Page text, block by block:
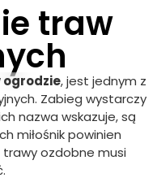
traw
ogrodzie, jest jednym z
Zabieg wystarczy
nazwa wskazuje, są
miłośnik powinien
trawy ozdobne musi